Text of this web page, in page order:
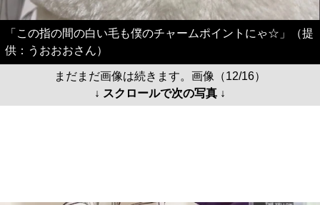
「この指の間の白い毛も僕のチャームポイントにゃ☆」（提
供：うおおおさん）
まだまだ画像は続きます。画像（12/16）
↓ スクロールで次の写真 ↓